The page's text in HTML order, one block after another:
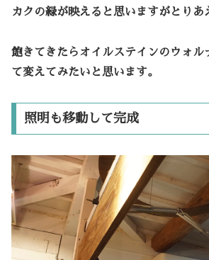
カクの緑が映えると思いますがとりあ
飽きてきたらオイルステインのウォル
て変えてみたいと思います。
照明も移動して完成